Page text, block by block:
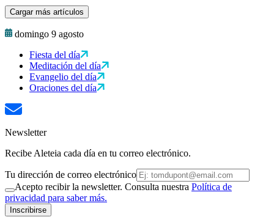
Cargar más artículos
domingo 9 agosto
Fiesta del día
Meditación del día
Evangelio del día
Oraciones del día
Newsletter
Recibe Aleteia cada día en tu correo electrónico.
Tu dirección de correo electrónico
Acepto recibir la newsletter. Consulta nuestra Política de
privacidad para saber más.
Inscribirse